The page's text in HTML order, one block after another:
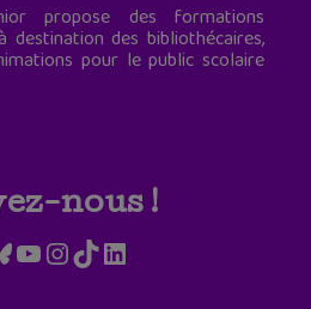
propose des formations
destination des bibliothécaires,
pour le public scolaire
nous !
YouTube
Instagram
TikTokLinkedIn